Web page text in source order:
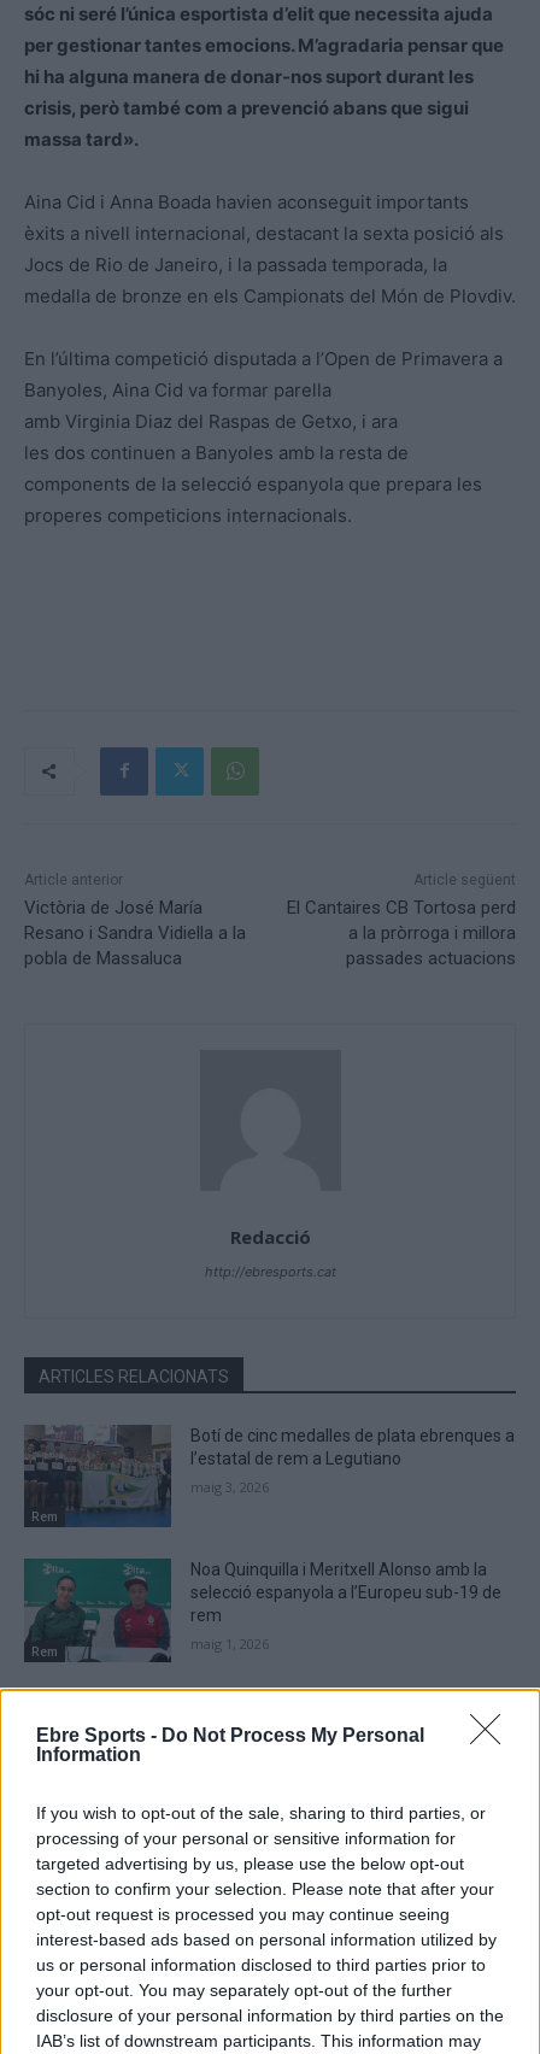
Ebre Sports - Do Not Process My Personal
Information
If you wish to opt-out of the sale, sharing to third parties, or
processing of your personal or sensitive information for
targeted advertising by us, please use the below opt-out
section to confirm your selection. Please note that after your
opt-out request is processed you may continue seeing
interest-based ads based on personal information utilized by
us or personal information disclosed to third parties prior to
your opt-out. You may separately opt-out of the further
disclosure of your personal information by third parties on the
IAB’s list of downstream participants. This information may
sóc ni seré l’única esportista d’elit que necessita ajuda
per gestionar tantes emocions. M’agradaria pensar que
hi ha alguna manera de donar-nos suport durant les
crisis, però també com a prevenció abans que sigui
massa tard».
Aina Cid i Anna Boada havien aconseguit importants
èxits a nivell internacional, destacant la sexta posició als
Jocs de Rio de Janeiro, i la passada temporada, la
medalla de bronze en els Campionats del Món de Plovdiv.
En l’última competició disputada a l’Open de Primavera a
Banyoles, Aina Cid va formar parella
amb Virginia Diaz del Raspas de Getxo, i ara
les dos continuen a Banyoles amb la resta de
components de la selecció espanyola que prepara les
properes competicions internacionals.
Article anterior
Victòria de José María
Resano i Sandra Vidiella a la
pobla de Massaluca
Article següent
El Cantaires CB Tortosa perd
a la pròrroga i millora
passades actuacions
Redacció
http://ebresports.cat
ARTICLES RELACIONATS
Rem
Botí de cinc medalles de plata ebrenques a
l’estatal de rem a Legutiano
maig 3, 2026
Rem
Noa Quinquilla i Meritxell Alonso amb la
selecció espanyola a l’Europeu sub-19 de
rem
maig 1, 2026
campió de la primera edició de la Lliga
DEIXA UNA RESPOSTA